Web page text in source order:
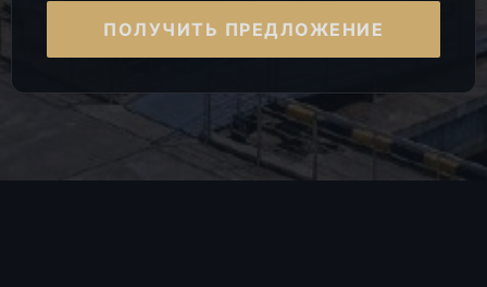
ПОЛУЧИТЬ ПРЕДЛОЖЕНИЕ